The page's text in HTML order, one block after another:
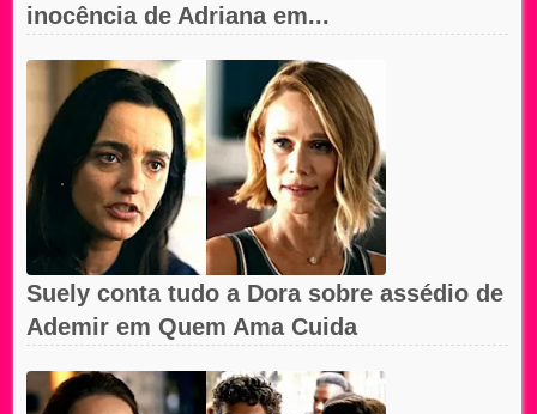
inocência de Adriana em...
Suely conta tudo a Dora sobre assédio de
Ademir em Quem Ama Cuida